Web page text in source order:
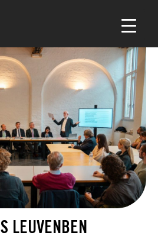
LEUVENBEN